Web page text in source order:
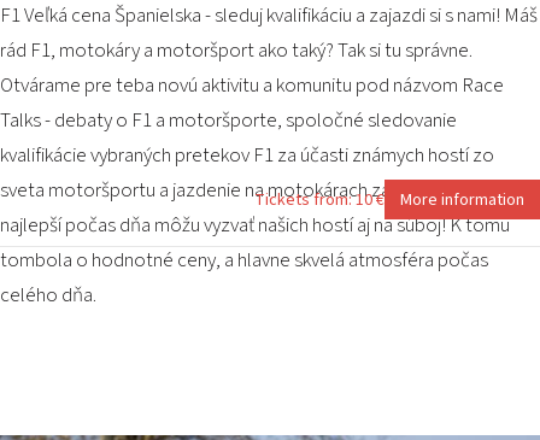
F1 Veľká cena Španielska - sleduj kvalifikáciu a zajazdi si s nami! Máš
rád F1, motokáry a motoršport ako taký? Tak si tu správne.
Otvárame pre teba novú aktivitu a komunitu pod názvom Race
Talks - debaty o F1 a motoršporte, spoločné sledovanie
kvalifikácie vybraných pretekov F1 za účasti známych hostí zo
sveta motoršportu a jazdenie na motokárach za špeci ceny! Tí
najlepší počas dňa môžu vyzvať našich hostí aj na súboj! K tomu
tombola o hodnotné ceny, a hlavne skvelá atmosféra počas
celého dňa.
Tickets from: 10 € More information